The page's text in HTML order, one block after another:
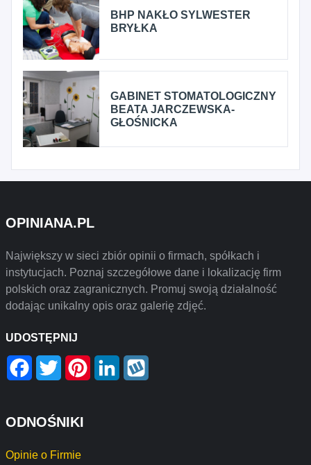
BHP NAKŁO SYLWESTER
BRYŁKA
GABINET STOMATOLOGICZNY
BEATA JARCZEWSKA-
GŁOŚNICKA
OPINIANA.PL
Największy w sieci zbiór opinii o firmach, spółkach i
instytucjach. Poznaj szczegółowe dane i lokalizację firm
polskich oraz zagranicznych. Promuj swoją działalność
dodając unikalny opis oraz galerię zdjęć.
UDOSTĘPNIJ
Facebook
Twitter PinterestLinkedIn
ODNOŚNIKI
Opinie o Firmie